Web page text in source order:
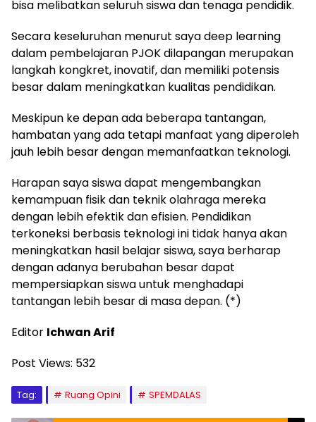
bisa melibatkan seluruh siswa dan tenaga pendidik.
Secara keseluruhan menurut saya deep learning
dalam pembelajaran PJOK dilapangan merupakan
langkah kongkret, inovatif, dan memiliki potensis
besar dalam meningkatkan kualitas pendidikan.
Meskipun ke depan ada beberapa tantangan,
hambatan yang ada tetapi manfaat yang diperoleh
jauh lebih besar dengan memanfaatkan teknologi.
Harapan saya siswa dapat mengembangkan
kemampuan fisik dan teknik olahraga mereka
dengan lebih efektik dan efisien. Pendidikan
terkoneksi berbasis teknologi ini tidak hanya akan
meningkatkan hasil belajar siswa, saya berharap
dengan adanya berubahan besar dapat
mempersiapkan siswa untuk menghadapi
tantangan lebih besar di masa depan. (*)
Editor Ichwan Arif
Post Views: 532
Tag: Ruang Opini SPEMDALAS